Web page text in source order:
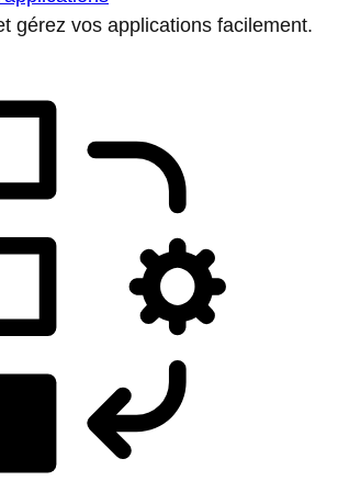
gérez vos applications facilement.